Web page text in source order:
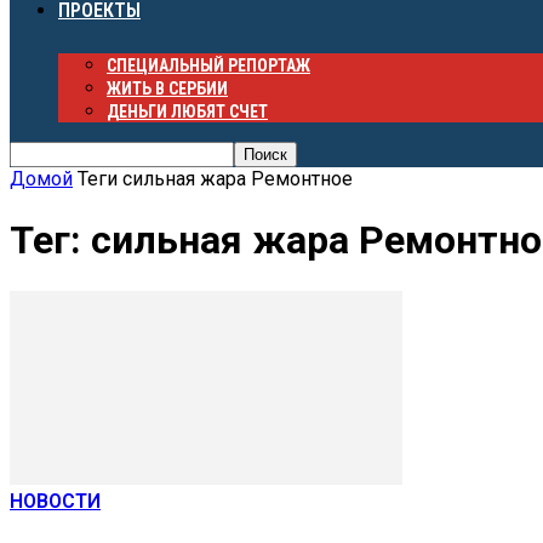
ПРОЕКТЫ
СПЕЦИАЛЬНЫЙ РЕПОРТАЖ
ЖИТЬ В СЕРБИИ
ДЕНЬГИ ЛЮБЯТ СЧЕТ
Домой Теги сильная жара Ремонтное
Тег: сильная жара
НОВОСТИ